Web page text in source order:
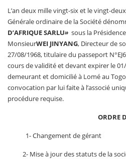
L’an deux mille vingt-six et le vingt-
Générale ordinaire de la Société
D’AFRIQUE SARLU» sous la
MonsieurWEI JINYANG, Directeur de
27/08/1968, titulaire du passeport
cours de validité et devant expirer le
demeurant et domicilié à Lomé au
convocation par lui faite à l’associé
procédure requise.
ORDRE
1- Changement de gérant
2- Mise à jour des statuts de la